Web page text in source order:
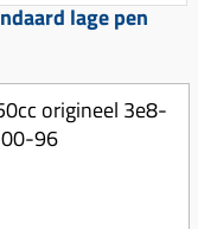
lage pen
origineel 3e8-
96